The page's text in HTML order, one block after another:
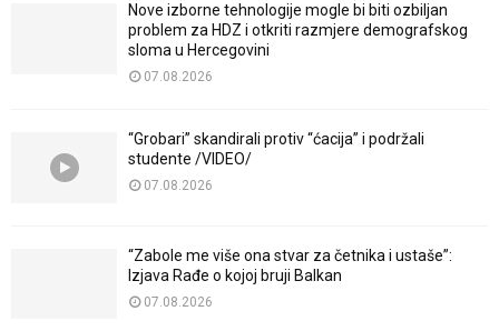
Nove izborne tehnologije mogle bi biti ozbiljan
problem za HDZ i otkriti razmjere demografskog
sloma u Hercegovini
07.08.2026
“Grobari” skandirali protiv “ćacija” i podržali
studente /VIDEO/
07.08.2026
“Zabole me više ona stvar za četnika i ustaše”:
Izjava Rađe o kojoj bruji Balkan
07.08.2026